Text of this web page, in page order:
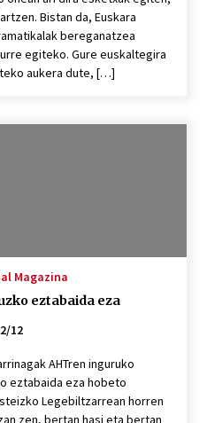
Bistan da, Euskara
bereganatzea
egiteko. Gure euskaltegira
aukera dute, […]
Magazina
eztabaida eza
12
AHTren inguruko
eztabaida eza hobeto
Legebiltzarrean horren
zen, bertan hasi eta bertan